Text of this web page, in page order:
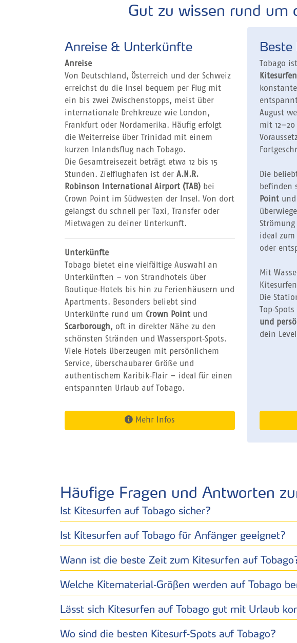
Gut zu wissen rund um
Anreise & Unterkünfte
Anreise
Von Deutschland, Österreich und der Schweiz
erreichst du die Insel bequem per Flug mit
ein bis zwei Zwischenstopps, meist über
internationale Drehkreuze wie London,
Frankfurt oder Nordamerika. Häufig erfolgt
die Weiterreise über Trinidad mit einem
kurzen Inlandsflug nach Tobago.
Die Gesamtreisezeit beträgt etwa 12 bis 15
Stunden. Zielflughafen ist der A.N.R.
Robinson International Airport (TAB) bei
Crown Point im Südwesten der Insel. Von dort
gelangst du schnell per Taxi, Transfer oder
Mietwagen zu deiner Unterkunft.
Unterkünfte
Tobago bietet eine vielfältige Auswahl an
Unterkünften – von Strandhotels über
Boutique‑Hotels bis hin zu Ferienhäusern und
Apartments. Besonders beliebt sind
Unterkünfte rund um Crown Point und
Scarborough, oft in direkter Nähe zu den
schönsten Stränden und Wassersport‑Spots.
Viele Hotels überzeugen mit persönlichem
Service, überschaubarer Größe und
authentischem Karibik‑Flair – ideal für einen
entspannten Urlaub auf Tobago.
Mehr Infos
Beste
Tobago
August
mit
Die
befinden
Point und
ideal
oder
Mit
Die
und
dein
Häufige Fragen und Antworten
Ist Kitesurfen auf Tobago sicher?
Ist Kitesurfen auf Tobago für Anfänger geeignet?
Wann ist die beste Zeit zum Kitesurfen auf
Welche Kitematerial‑Größen werden auf Tobago
Lässt sich Kitesurfen auf Tobago gut mit Urlaub
Wo sind die besten Kitesurf‑Spots auf Tobago?